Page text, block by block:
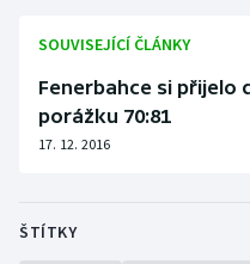
Parasport
Plavání
Ragby
SOUVISEJÍCÍ ČLÁNKY
Fenerbahce si přijelo
porážku 70:81
17. 12. 2016
ŠTÍTKY